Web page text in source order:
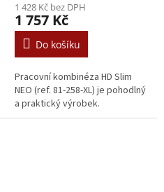
1 428 Kč bez DPH
1 757 Kč
Do košíku
Pracovní kombinéza HD Slim
NEO (ref. 81-258-XL) je pohodlný
a praktický výrobek.